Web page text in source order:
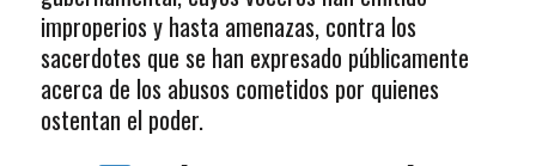
improperios y hasta amenazas, contra los
sacerdotes que se han expresado públicamente
acerca de los abusos cometidos por quienes
ostentan el poder.